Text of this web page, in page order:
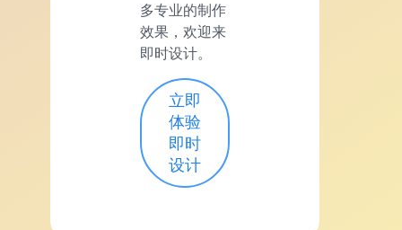
多专业的制作
效果，欢迎来
即时设计。
立即
体验
即时
设计